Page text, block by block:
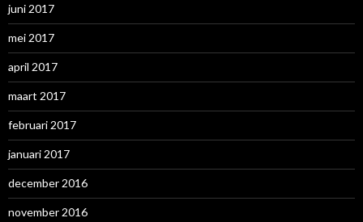
juni 2017
mei 2017
april 2017
maart 2017
februari 2017
januari 2017
december 2016
november 2016